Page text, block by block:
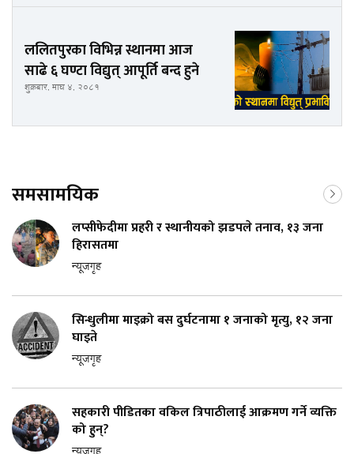
ललितपुरका विभिन्न स्थानमा आज
साढे ६ घण्टा विद्युत् आपूर्ति बन्द हुने
शुक्रबार, माघ ४, २०८१
समसामयिक
लप्सीफेदीमा प्रहरी र स्थानीयको झडपले तनाव, १३ जना
हिरासतमा
न्यूजगृह
सिन्धुलीमा माइक्रो बस दुर्घटनामा १ जनाको मृत्यु, १२ जना
घाइते
न्यूजगृह
सहकारी पीडितका वकिल त्रिपाठीलाई आक्रमण गर्ने व्यक्ति
को हुन्?